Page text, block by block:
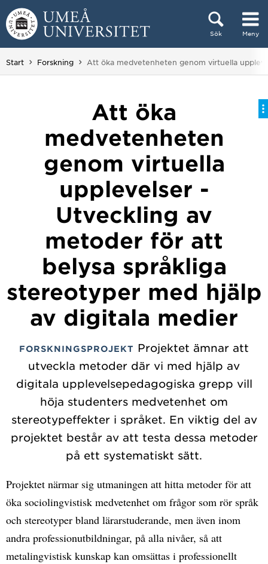
Hoppa direkt till innehållet
Sök Meny
Huvudmenyn dold.
Start Forskning Du är här:
Att öka medvetenheten genom virtuella
Att öka
medvetenheten
genom virtuella
upplevelser -
Utveckling av
metoder för att
belysa språkliga
stereotyper med hjälp
av digitala medier
FORSKNINGSPROJEKT Projektet ämnar att
utveckla metoder där vi med hjälp av
digitala upplevelsepedagogiska grepp vill
höja studenters medvetenhet om
stereotypeffekter i språket. En viktig del av
projektet består av att testa dessa metoder
på ett systematiskt sätt.
Projektet närmar sig utmaningen att hitta metoder för att
öka sociolingvistisk medvetenhet om frågor som rör språk
och stereotyper bland lärarstuderande, men även inom
andra professionutbildningar, på alla nivåer, så att
metalingvistisk kunskap kan omsättas i professionellt